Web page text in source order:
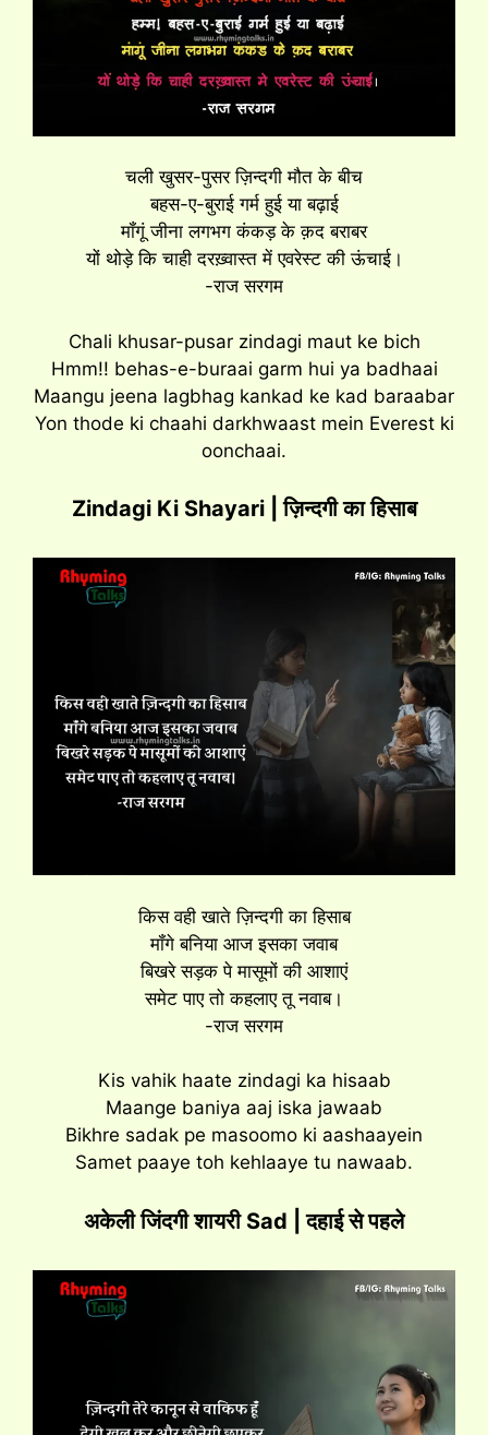
चली खुसर-पुसर ज़िन्दगी मौत के बीच
बहस-ए-बुराई गर्म हुई या बढ़ाई
मॉंगूं जीना लगभग कंकड़ के क़द बराबर
यों थोड़े कि चाही दरख़्वास्त में एवरेस्ट की ऊंचाई।
-राज सरगम
Chali khusar-pusar zindagi maut ke bich
Hmm!! behas-e-buraai garm hui ya badhaai
Maangu jeena lagbhag kankad ke kad baraabar
Yon thode ki chaahi darkhwaast mein Everest ki
oonchaai.
Zindagi Ki Shayari | ज़िन्दगी का हिसाब
किस वही खाते ज़िन्दगी का हिसाब
मॉंगे बनिया आज इसका जवाब
बिखरे सड़क पे मासूमों की आशाएं
समेट पाए तो कहलाए तू नवाब।
-राज सरगम
Kis vahik haate zindagi ka hisaab
Maange baniya aaj iska jawaab
Bikhre sadak pe masoomo ki aashaayein
Samet paaye toh kehlaaye tu nawaab.
अकेली जिंदगी शायरी Sad | दहाई से पहले